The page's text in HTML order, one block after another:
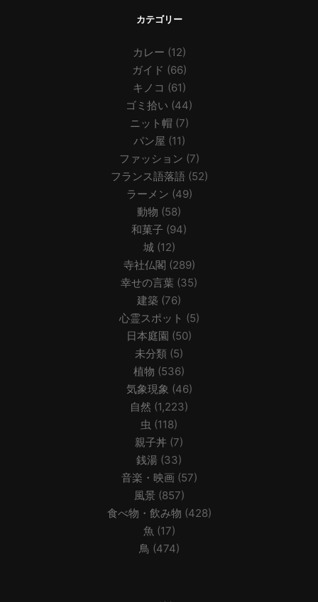
カテゴリー
カレー (12)
ガイド (66)
キノコ (61)
ゴミ拾い (44)
ニット帽 (7)
パン屋 (11)
ファッション (7)
フランス語落語 (52)
ラーメン (49)
動物 (58)
和菓子 (94)
城(12)
寺社仏閣 (289)
幸せの言葉 (35)
建築 (76)
心霊スポット (5)
日本庭園 (50)
未分類 (5)
植物 (536)
気象現象 (46)
自然 (1,223)
虫 (118)
親子丼 (7)
銭湯 (33)
音楽・映画 (57)
風景(857)
食べ物・飲み物 (428)
魚 (17)
鳥 (474)